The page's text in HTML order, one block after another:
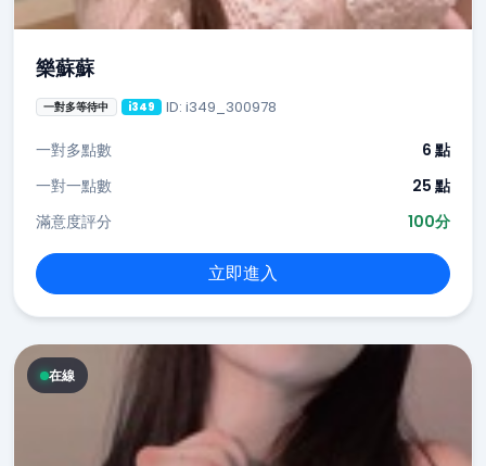
樂蘇蘇
一對多等待中 i349 ID: i349_300978
一對多點數
6 點
一對一點數
25 點
滿意度評分
100分
立即進入
在線